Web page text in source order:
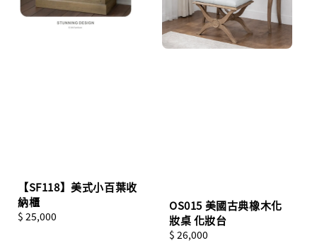
【SF118】美式小百葉收
納櫃
Regular
$ 25,000
OS015 美國古典橡木化
妝桌 化妝台
Regular
$ 26,000